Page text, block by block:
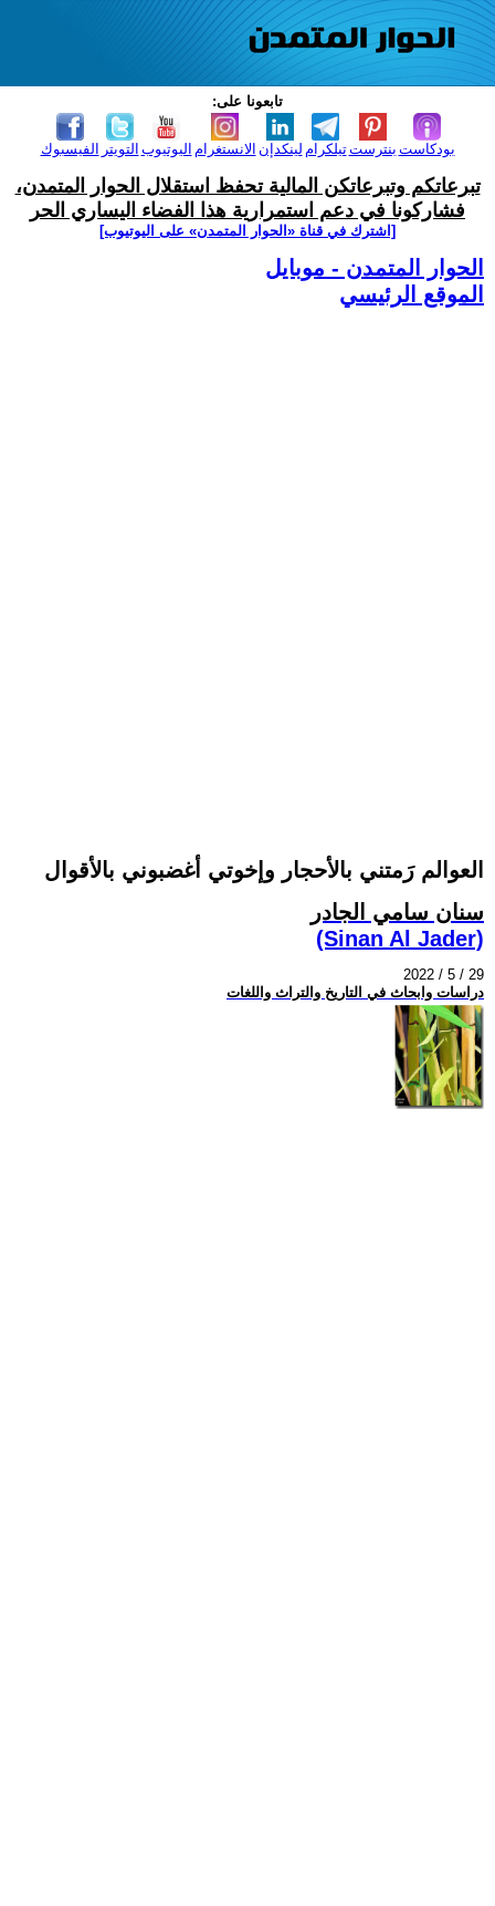
تابعونا على:
الفيسبوك التويتر اليوتيوب الانستغرام لينكدإن تيلكرامبنترست بودكاست
تبرعاتكم وتبرعاتكن المالية تحفظ استقلال الحوار المتمدن،
فشاركونا في دعم استمرارية هذا الفضاء اليساري الحر
[اشترك في قناة ‫«الحوار المتمدن» على اليوتيوب]
الحوار المتمدن - موبايل
الموقع الرئيسي
العوالم رَمتني بالأحجار وإخوتي أغضبوني بالأقوال
سنان سامي الجادر
(Sinan Al Jader)
2022 / 5 / 29
دراسات وابحاث في التاريخ والتراث واللغات